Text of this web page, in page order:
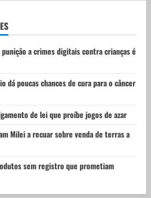
a crimes digitais contra crianças é
dá poucas chances de cura para o câncer
de lei que proíbe jogos de azar
Milei a recuar sobre venda de terras a
sem registro que prometiam